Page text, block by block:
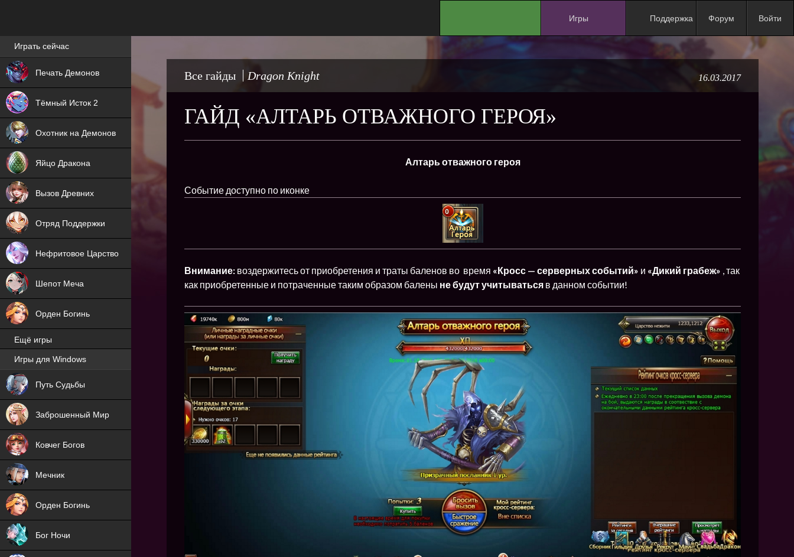
Игры
ХИТ
HIT
Поддержка Форум Войти
Все гайды Dragon Knight 16.03.2017
ГАЙД «АЛТАРЬ ОТВАЖНОГО ГЕРОЯ»
Алтарь отважного героя
Событие доступно по иконке
Внимание: воздержитесь от приобретения и траты баленов во время «Кросс — серверных событий» и «Дикий грабеж» , так
как приобретенные и потраченные таким образом балены не будут учитываться в данном событии!
Лучшие игры онлайн
Играть сейчас
Печать Демонов
NEW
Тёмный Исток 2
NEW
Охотник на Демонов
ХИТ
Яйцо Дракона
NEW
Вызов Древних
ХИТ
Отряд Поддержки
ХИТ
Нефритовое Царство
Шепот Меча
Орден Богинь
Ещё игры
Игры для Windows
Путь Судьбы
Заброшенный Мир
NEW
Ковчег Богов
Мечник
Орден Богинь
Бог Ночи